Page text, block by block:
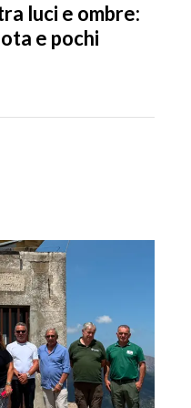
luci e ombre:
e pochi